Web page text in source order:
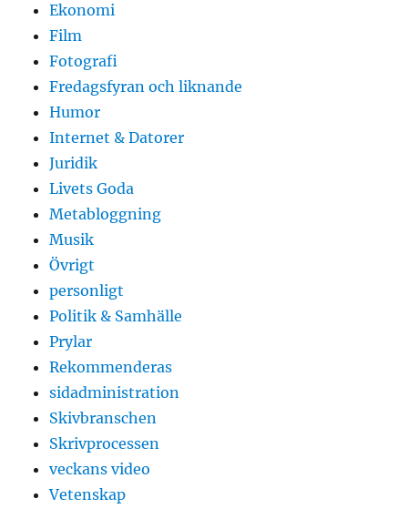
Ekonomi
Film
Fotografi
Fredagsfyran och liknande
Humor
Internet & Datorer
Juridik
Livets Goda
Metabloggning
Musik
Övrigt
personligt
Politik & Samhälle
Prylar
Rekommenderas
sidadministration
Skivbranschen
Skrivprocessen
veckans video
Vetenskap